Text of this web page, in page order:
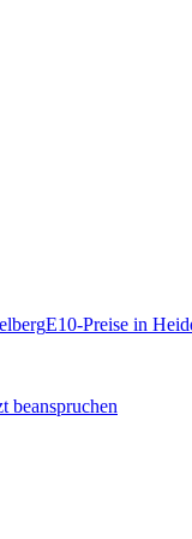
E10-Preise in
beanspruchen